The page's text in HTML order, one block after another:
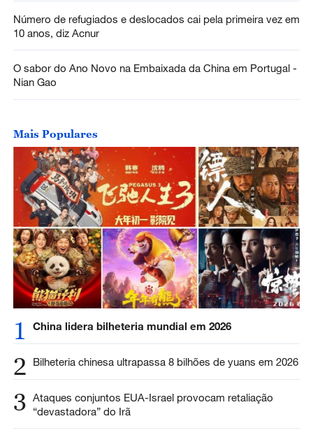
Número de refugiados e deslocados cai pela primeira vez em
10 anos, diz Acnur
O sabor do Ano Novo na Embaixada da China em Portugal -
Nian Gao
Mais Populares
1 China lidera bilheteria mundial em 2026
2 Bilheteria chinesa ultrapassa 8 bilhões de yuans em 2026
3 Ataques conjuntos EUA-Israel provocam retaliação
“devastadora” do Irã